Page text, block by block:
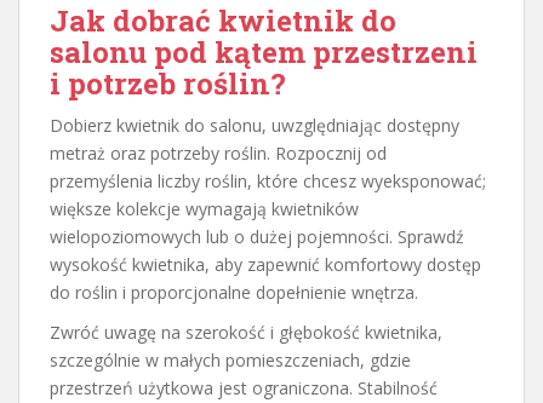
Jak dobrać kwietnik do
salonu pod kątem przestrzeni
i potrzeb roślin?
Dobierz kwietnik do salonu, uwzględniając dostępny
metraż oraz potrzeby roślin. Rozpocznij od
przemyślenia liczby roślin, które chcesz wyeksponować;
większe kolekcje wymagają kwietników
wielopoziomowych lub o dużej pojemności. Sprawdź
wysokość kwietnika, aby zapewnić komfortowy dostęp
do roślin i proporcjonalne dopełnienie wnętrza.
Zwróć uwagę na szerokość i głębokość kwietnika,
szczególnie w małych pomieszczeniach, gdzie
przestrzeń użytkowa jest ograniczona. Stabilność